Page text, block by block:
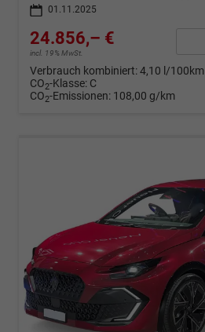
01.11.2025
24.856,– €
incl. 19% MwSt.
Verbrauch kombiniert:4,10 l/100km
CO2-Klasse: C
CO2-Emissionen: 108,00 g/km